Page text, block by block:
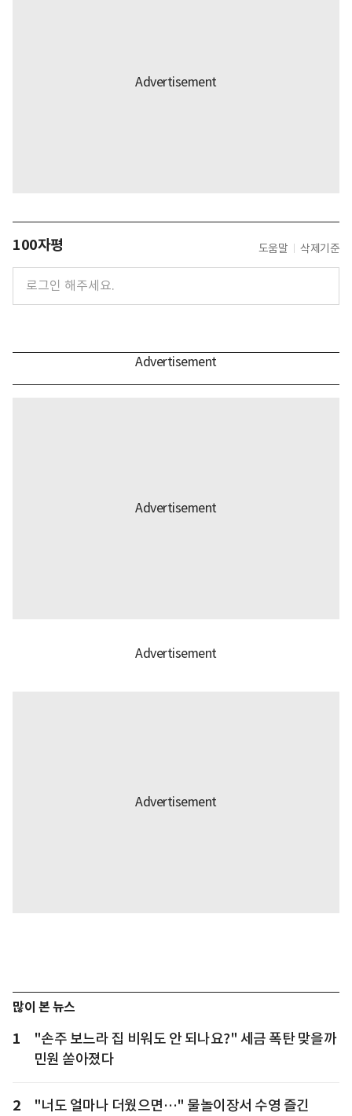
100자평 도움말 삭제기준
많이 본 뉴스
1
"손주 보느라 집 비워도 안 되나요?" 세금 폭탄 맞을까
민원 쏟아졌다
2
"너도 얼마나 더웠으면…" 물놀이장서 수영 즐긴